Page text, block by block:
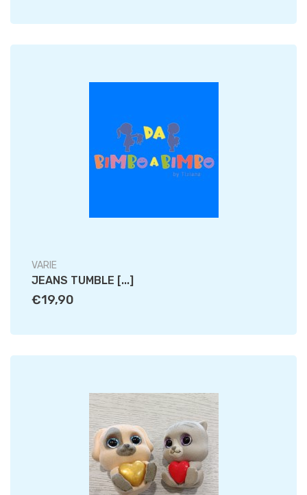
VARIE
JEANS TUMBLE [...]
€19,90